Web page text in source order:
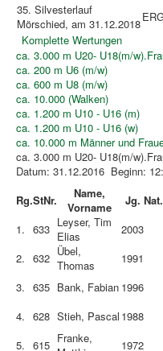
Laufen
Links
Bildergalerie
Benutzer
Kontakt
Impressum
Downloadcenter
Aktuelle Seite: Startseite
Ergebnisliste Silvesterlauf
35. Silvesterlauf
Mörschied, am 31.12.2018
Komplette Wertungen
ca. 3.000 m U20- U18(m/
ca. 200 m U6 (m/w)
ca. 600 m U8 (m/w)
ca. 10.000 (Walken)
ca. 1.200 m U10 - U16 (m)
ca. 1.200 m U10 - U16 (w)
ca. 10.000 m Männer und
ca. 3.000 m U20- U18(m/
Datum: 31.12.2016 Beginn:
Rg.StNr.
Name,
Vorname
Jg. Nat.
1. 633 Leyser, Tim
Elias
2003
2. 632 Übel,
Thomas
1991
3. 635 Bank, Fabian 1996
4. 628 Stieh, Pascal 1988
5. 615 Franke,
1972